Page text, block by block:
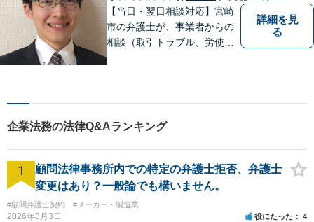
【当日・翌日相談対応】宮崎
市の弁護士が、事業者からの
相談（取引トラブル、労使関
受けします。
詳細を見
る
企業法務の法律Q&Aランキング
1
顧問法律事務所内での特定の弁護士拒否、弁護士
変更はあり？一般論でも構いません。
#顧問弁護士契約 #メーカー・製造業
2026年8月3日 役にたった 4